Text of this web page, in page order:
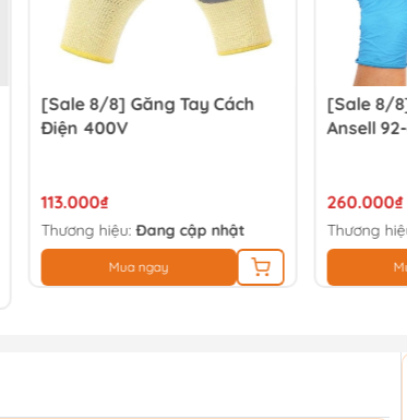
[Sale 8/8] Găng Tay Cách
Điện 400V
113.000₫
Thương hiệu:Đang cập nhật
Mua ngay
[Sale 8/
Ansell
260.000₫
Thương